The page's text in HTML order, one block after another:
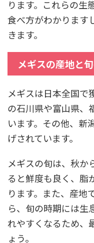
ります。これらの生
食べ方がわかります
きます。
メギスの産地と
メギスは日本全国で
の石川県や富山県、
います。その他、新
げされています。
メギスの旬は、秋か
ると鮮度も良く、脂
ります。また、産地
ら、旬の時期には生
れやすくなるため、
ょう。